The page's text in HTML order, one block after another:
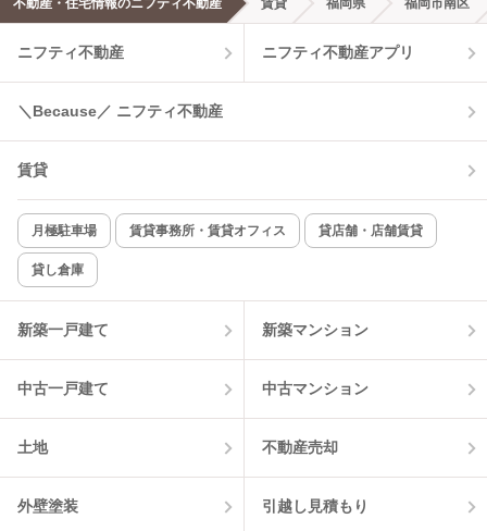
不動産・住宅情報のニフティ不動産 賃貸 福岡県 福岡市南区
ニフティ不動産 ニフティ不動産アプリ
＼Because／ ニフティ不動産
賃貸
月極駐車場 賃貸事務所・賃貸オフィス 貸店舗・店舗賃貸
貸し倉庫
新築一戸建て 新築マンション
中古一戸建て 中古マンション
土地 不動産売却
外壁塗装 引越し見積もり